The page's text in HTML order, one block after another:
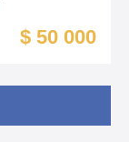
$ 50 000